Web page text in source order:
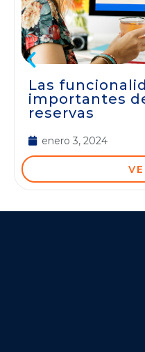
Las
importantes
reservas
enero 3, 2024